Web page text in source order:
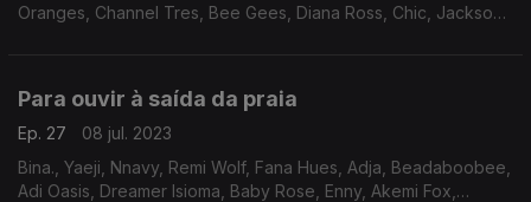
Oranges, Channel Tres, Bee Gees, Diana Ross, Chic, Jackson
Para ouvir à saída da praia
Ep. 27
08 jul. 2023
Bina., Yaeji, Nnavy, Remi Wolf, Fana Hues, Adja, Beadaboobee,
Adi Oasis, Dreamer Isioma, Baby Rose, Enny, Akemi Fox,